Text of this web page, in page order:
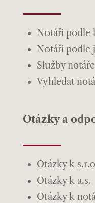
Notáři podle
Notáři podle
Služby
Vyhledat
Otázky a
Otázky k
Otázky k a.s.
Otázky k